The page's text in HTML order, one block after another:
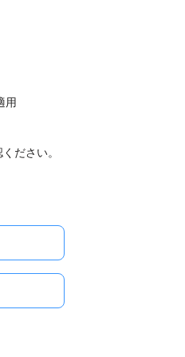
用
ださい。